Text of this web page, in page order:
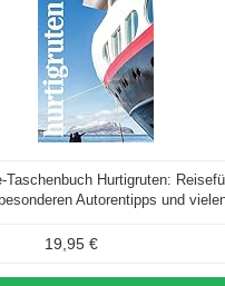
Taschenbuch Hurtigruten:
Autorentipps und vielen
19,95 €